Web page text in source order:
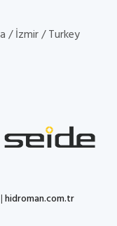
/ İzmir / Turkey
hidroman.com.tr